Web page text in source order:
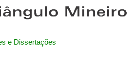
e Dissertações